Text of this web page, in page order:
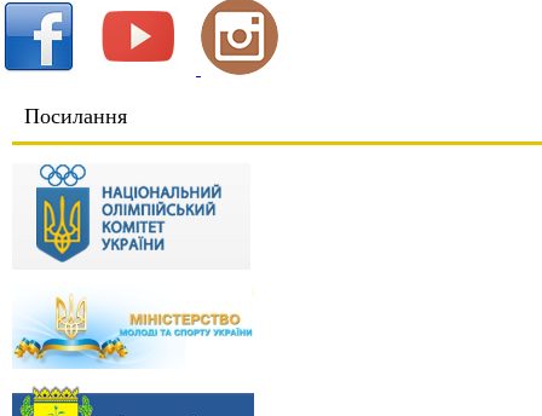
Посилання